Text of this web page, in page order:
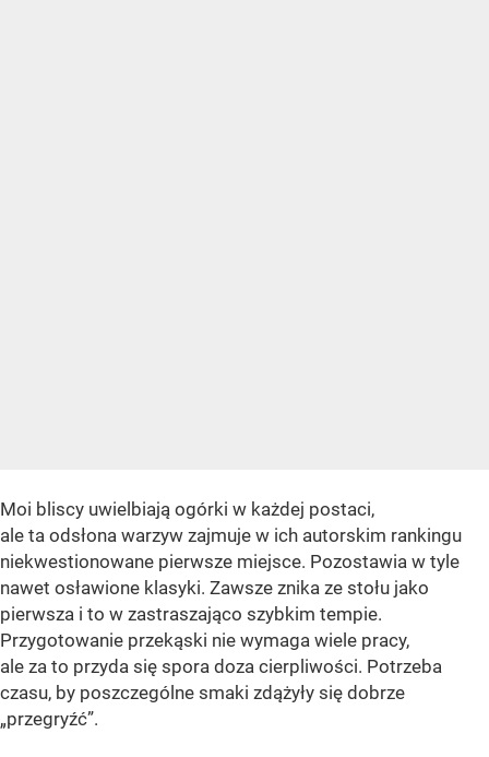
Moi bliscy uwielbiają ogórki w każdej postaci,
ale ta odsłona warzyw zajmuje w ich autorskim rankingu
niekwestionowane pierwsze miejsce. Pozostawia w tyle
nawet osławione klasyki. Zawsze znika ze stołu jako
pierwsza i to w zastraszająco szybkim tempie.
Przygotowanie przekąski nie wymaga wiele pracy,
ale za to przyda się spora doza cierpliwości. Potrzeba
czasu, by poszczególne smaki zdążyły się dobrze
„przegryźć”.